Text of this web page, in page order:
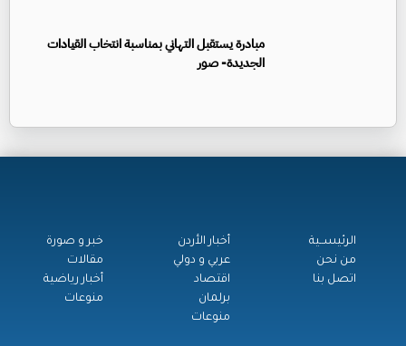
مبادرة يستقبل التهاني بمناسبة انتخاب القيادات
الجديدة- صور
الرئيســية
من نحن
اتصل بنا
أخبار الأردن
عربي و دولي
اقتصاد
برلمان
منوعات
خبر و صورة
مقالات
أخبار رياضية
منوعات